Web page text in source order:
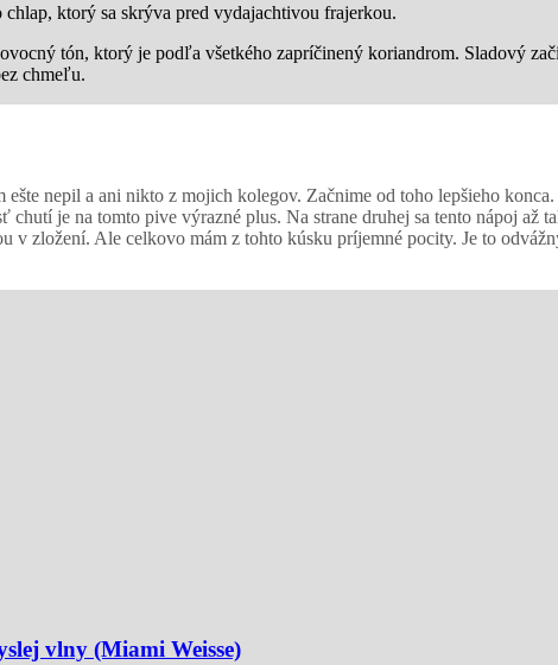
chlap, ktorý sa skrýva pred vydajachtivou frajerkou.
tón, ktorý je podľa všetkého zapríčinený koriandrom. Sladový
chmeľu.
ešte nepil a ani nikto z mojich kolegov. Začnime od toho lepšieho
je na tomto pive výrazné plus. Na strane druhej sa tento nápoj až
v zložení. Ale celkovo mám z tohto kúsku príjemné pocity. Je to
vlny (Miami Weisse)